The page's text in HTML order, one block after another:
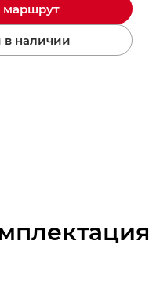
маршрут
наличии